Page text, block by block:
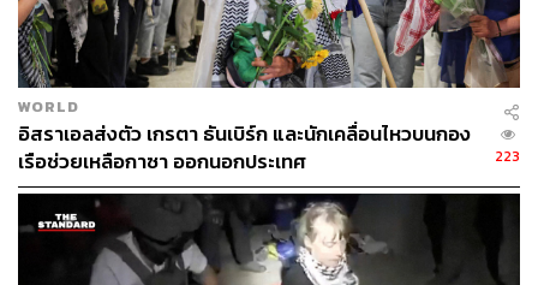
WORLD
อิสราเอลส่งตัว เกรตา ธันเบิร์ก และนักเคลื่อนไหวบนกอง
เรือช่วยเหลือกาซา ออกนอกประเทศ
223